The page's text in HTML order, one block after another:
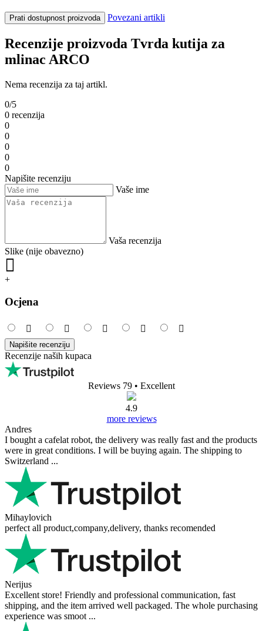
Prati dostupnost proizvoda Povezani artikli
Recenzije proizvoda Tvrda kutija za
mlinac ARCO
Nema recenzija za taj artikl.
0/5
0 recenzija
0
0
0
0
0
Napišite recenziju
Vaše ime
Vaša recenzija
Slike (nije obavezno)
+
Ocjena
Napišite recenziju
Recenzije naših kupaca
Reviews 79 • Excellent
4.9
more reviews
Andres
I bought a cafelat robot, the delivery was really fast and the products
were in great conditions. I will be buying again. The shipping to
Switzerland ...
Mihaylovich
perfect all product,company,delivery, thanks recomended
Nerijus
Excellent store! Friendly and professional communication, fast
shipping, and the item arrived well packaged. The whole purchasing
experience was smoot ...